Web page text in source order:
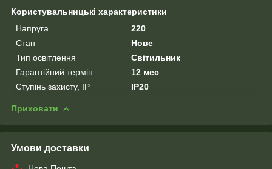
Користувальницькі характеристики
Напруга
220
Стан
Нове
Тип освітлення
Світильник
Гарантійний термін
12 мес
Ступінь захисту, IP
IP20
Приховати
Умови доставки